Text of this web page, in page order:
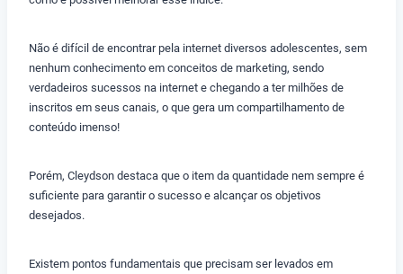
Não é difícil de encontrar pela internet diversos adolescentes, sem
nenhum conhecimento em conceitos de marketing, sendo
verdadeiros sucessos na internet e chegando a ter milhões de
inscritos em seus canais, o que gera um compartilhamento de
conteúdo imenso!
Porém, Cleydson destaca que o item da quantidade nem sempre é
suficiente para garantir o sucesso e alcançar os objetivos
desejados.
Existem pontos fundamentais que precisam ser levados em